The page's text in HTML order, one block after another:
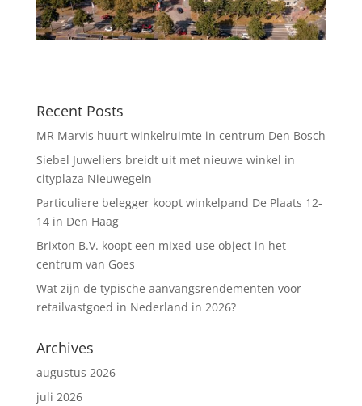
Recent Posts
MR Marvis huurt winkelruimte in centrum Den Bosch
Siebel Juweliers breidt uit met nieuwe winkel in
cityplaza Nieuwegein
Particuliere belegger koopt winkelpand De Plaats 12-
14 in Den Haag
Brixton B.V. koopt een mixed-use object in het
centrum van Goes
Wat zijn de typische aanvangsrendementen voor
retailvastgoed in Nederland in 2026?
Archives
augustus 2026
juli 2026